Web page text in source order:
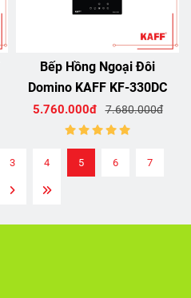
Bếp Hồng Ngoại Đôi
Domino KAFF KF-330DC
5.760.000đ 7.680.000đ
3 4 5 6 7